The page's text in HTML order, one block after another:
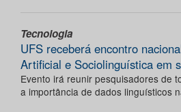
Tecnologia
UFS receberá encontro
Artificial e Sociolinguística em
Evento irá reunir pesquisadores de
a importância de dados linguísticos